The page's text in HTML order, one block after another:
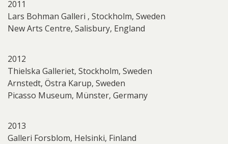
2011
Lars Bohman Galleri , Stockholm, Sweden
New Arts Centre, Salisbury, England
2012
Thielska Galleriet, Stockholm, Sweden
Arnstedt, Östra Karup, Sweden
Picasso Museum, Münster, Germany
2013
Galleri Forsblom, Helsinki, Finland